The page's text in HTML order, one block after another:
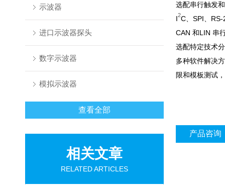
示波器
进口示波器探头
数字示波器
模拟示波器
查看全部
相关文章
RELATED ARTICLES
选配串行触发
I2C、SPI、
CAN 和LIN 串
选配特定技术
多种软件解决
限和模板测试
产品咨询